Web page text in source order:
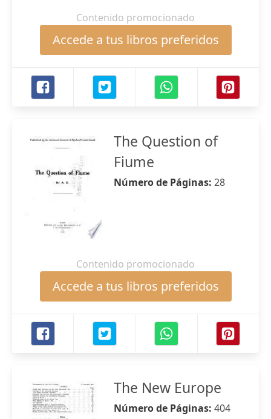
Contenido promocionado
Accede a tus libros preferidos
The Question of
Fiume
Número de Páginas: 28
Contenido promocionado
Accede a tus libros preferidos
The New Europe
Número de Páginas: 404